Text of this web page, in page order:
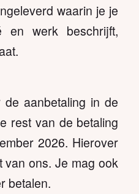
waarin je je
en werk beschrijft,
aanbetaling in de
rest van de betaling
2026. Hierover
van ons. Je mag ook
betalen.